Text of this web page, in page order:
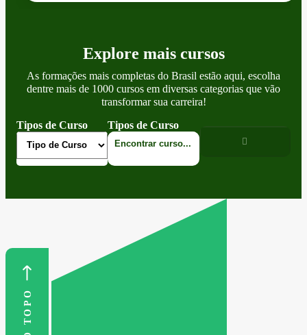
Explore mais cursos
As formações mais completas do Brasil estão aqui, escolha
dentre mais de 1000 cursos em diversas categorias que vão
transformar sua carreira!
Tipos de Curso
Tipos de Curso